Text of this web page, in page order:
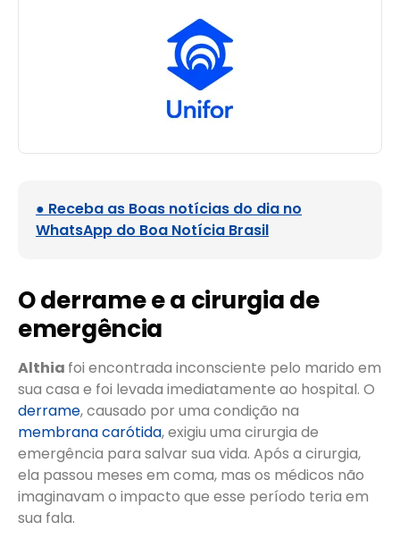
● Receba as Boas notícias do dia no
WhatsApp do Boa Notícia Brasil
O derrame e a cirurgia de
emergência
Althia foi encontrada inconsciente pelo marido em
sua casa e foi levada imediatamente ao hospital. O
derrame, causado por uma condição na
membrana carótida, exigiu uma cirurgia de
emergência para salvar sua vida. Após a cirurgia,
ela passou meses em coma, mas os médicos não
imaginavam o impacto que esse período teria em
sua fala.